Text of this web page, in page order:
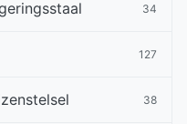
34
127
38